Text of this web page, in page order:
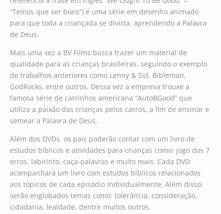
“Temos que ser bons”) é uma série em desenho animado
para que toda a criançada se divirta, aprendendo a Palavra
de Deus.
Mais uma vez a BV Films busca trazer um material de
qualidade para as crianças brasileiras, seguindo o exemplo
de trabalhos anteriores como Lenny & Sid, Bibleman,
GodRocks, entre outros. Dessa vez a empresa trouxe a
famosa série de carrinhos americana “AutoBGood” que
utiliza a paixão das crianças pelos carros, a fim de ensinar e
semear a Palavra de Deus.
Além dos DVDs, os pais poderão contar com um livro de
estudos bíblicos e atividades para crianças como: jogo dos 7
erros, labirinto, caça-palavras e muito mais. Cada DVD
acompanhará um livro com estudos bíblicos relacionados
aos tópicos de cada episódio individualmente. Além disso,
serão englobados temas como: tolerância, consideração,
cidadania, lealdade, dentre muitos outros.